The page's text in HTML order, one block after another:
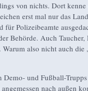
von nichts. Dort kenne
erst mal nur das
Polizeibeamte
Behörde. Auch
also nicht auch die
und Fußball-
nach außen